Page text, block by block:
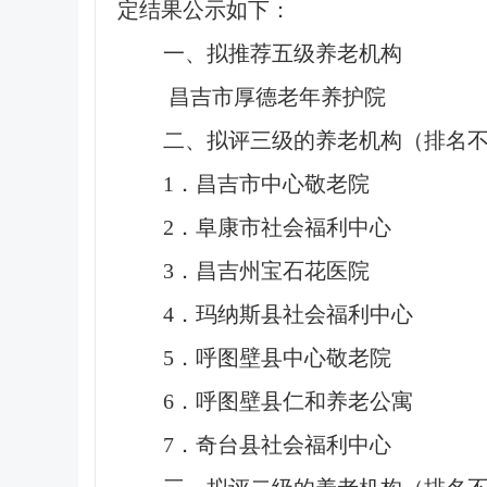
定结果公示如下：
一、拟推荐五级养老机构
昌吉市厚德老年养护院
二、拟评三级的养老机构（排名不
1．昌吉市中心敬老院
2．阜康市社会福利中心
3．昌吉州宝石花医院
4．玛纳斯县社会福利中心
5．呼图壁县中心敬老院
6．呼图壁县仁和养老公寓
7．奇台县社会福利中心